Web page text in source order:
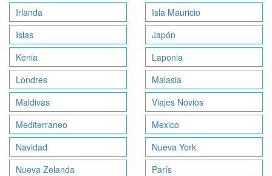
Irlanda
Isla Mauricio
Islas
Japón
Kenia
Laponia
Londres
Malasia
Maldivas
Viajes Novios
Mediterraneo
Mexico
Navidad
Nueva York
Nueva Zelanda
París